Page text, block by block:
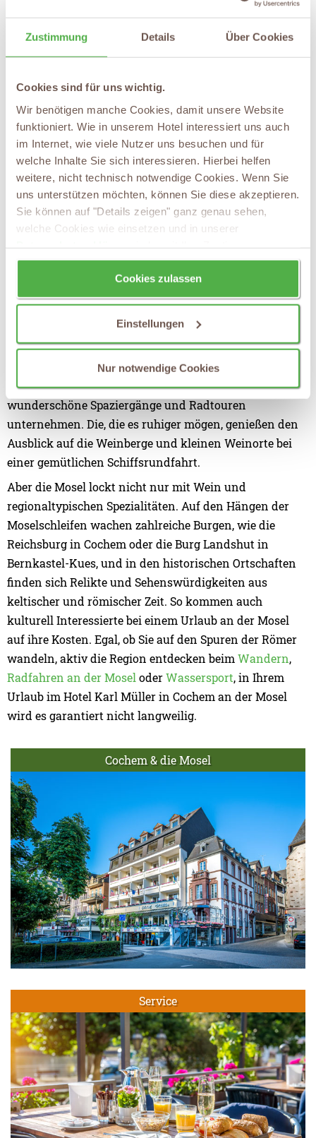
Zustimmung Details Über Cookies
Cookies sind für uns wichtig.
Wir benötigen manche Cookies, damit unsere Website
funktioniert. Wie in unserem Hotel interessiert uns auch
im Internet, wie viele Nutzer uns besuchen und für
welche Inhalte Sie sich interessieren. Hierbei helfen
weitere, nicht technisch notwendige Cookies. Wenn Sie
uns unterstützen möchten, können Sie diese akzeptieren.
Sie können auf "Details zeigen" ganz genau sehen,
welche Cookies wie einsetzen und in unserer
wieder zurücknehmen.
Cookies zulassen
Einstellungen
Nur notwendige Cookies
Ihr Urlaub an der Mosel:
Ankommen und Wohlfühlen
Unser Urlaubshotel an der Mosel bietet Ihnen die beste
Weinlandschaft der ältesten Weinregion in
Deutschland zu erleben und ihre kulinarischen Genüsse
zu entdecken. Bereits vor über 2000 Jahren wurde hier
von den Römern Wein kultiviert und auch heute noch
spielt der Wein an der Mosel eine zentrale Rolle. Fast
9000 Hektar Weinberge werden ganzjährig gehegt und
gepflegt. Erleben Sie die Arbeit beim Winzer während
der Weinlese hautnah mit, probieren Sie auf einem der
zahlreichen Weinfesten selbst den leckeren Rebensaft
Cochem mit ihren steilen Weinbergen wie dem Bremmer
Calmont sowie die Moselterrassen von Pünderich bis
Koblenz. Ganz Mutigen bietet der Calmont-Klettersteig
eine atemberaubende Aussicht aufs Tal. Auf den flachen
Mosel-Promenaden und -Radwegen lassen sich
wunderschöne Spaziergänge und Radtouren
unternehmen. Die, die es ruhiger mögen, genießen den
Ausblick auf die Weinberge und kleinen Weinorte bei
einer gemütlichen Schiffsrundfahrt.
Aber die Mosel lockt nicht nur mit Wein und
regionaltypischen Spezialitäten. Auf den Hängen der
Moselschleifen wachen zahlreiche Burgen, wie die
Reichsburg in Cochem oder die Burg Landshut in
Bernkastel-Kues, und in den historischen Ortschaften
finden sich Relikte und Sehenswürdigkeiten aus
keltischer und römischer Zeit. So kommen auch
kulturell Interessierte bei einem Urlaub an der Mosel
auf ihre Kosten. Egal, ob Sie auf den Spuren der Römer
wandeln, aktiv die Region entdecken beimWandern,
Radfahren an der MoseloderWassersport, in Ihrem
Urlaub im Hotel Karl Müller in Cochem an der Mosel
wird es garantiert nicht langweilig.
Cochem & die Mosel
Service